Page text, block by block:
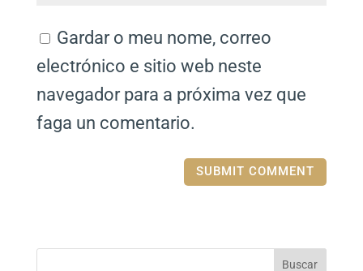
Gardar o meu nome, correo
electrónico e sitio web neste
navegador para a próxima vez que
faga un comentario.